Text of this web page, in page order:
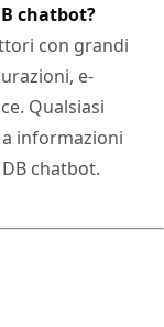
chatbot?
con grandi
e-
Qualsiasi
informazioni
chatbot.